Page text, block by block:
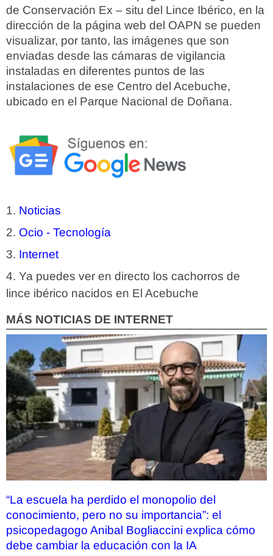
de Conservación Ex – situ del Lince Ibérico, en la
dirección de la página web del OAPN se pueden
visualizar, por tanto, las imágenes que son
enviadas desde las cámaras de vigilancia
instaladas en diferentes puntos de las
instalaciones de ese Centro del Acebuche,
ubicado en el Parque Nacional de Doñana.
Noticias
Ocio - Tecnología
Internet
Ya puedes ver en directo los cachorros de
lince ibérico nacidos en El Acebuche
MÁS NOTICIAS DE INTERNET
“La escuela ha perdido el monopolio del
conocimiento, pero no su importancia”: el
psicopedagogo Anibal Bogliaccini explica cómo
debe cambiar la educación con la IA